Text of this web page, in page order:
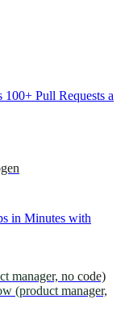
Pull Requests a
in Minutes with
manager, no code)
(product manager,